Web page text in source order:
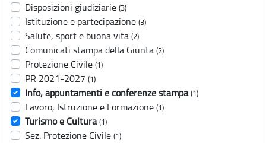
Disposizioni giudiziarie (3)
Istituzione e partecipazione (3)
Salute, sport e buona vita (2)
Comunicati stampa della Giunta (2)
Protezione Civile (1)
PR 2021-2027 (1)
Info, appuntamenti e conferenze stampa (1)
Lavoro, Istruzione e Formazione (1)
Turismo e Cultura (1)
Sez. Protezione Civile (1)